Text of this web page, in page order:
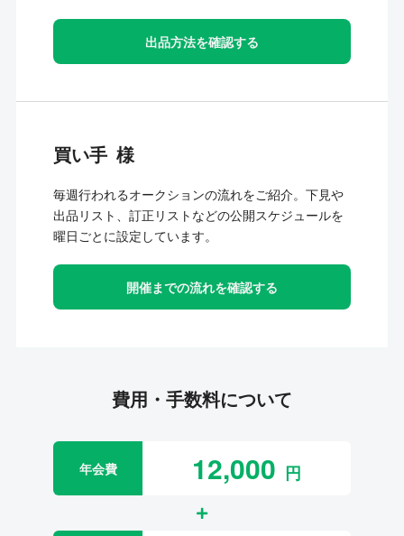
出品方法を確認する
買い手
毎週行われるオークションの流れをご紹介。下見や
出品リスト、訂正リストなどの公開スケジュールを
曜日ごとに設定しています。
開催までの流れを確認する
費用・手数料について
年会費 12,000